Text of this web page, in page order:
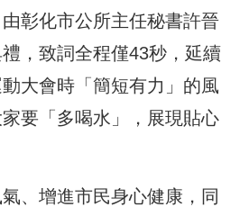
彰化市公所主任秘書許晉
，致詞全程僅43秒，延續
大會時「簡短有力」的風
要「多喝水」，展現貼心
、增進市民身心健康，同